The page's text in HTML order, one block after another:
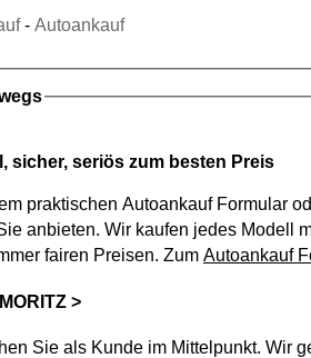
- Autoankauf
sicher, seriös zum besten Preis
praktischen AutoankaufFormular
ab Baujahr 2002. St. Moritz
fairen Preisen. Zum Autoankauf
>
Sie als Kunde im Mittelpunkt. Wir